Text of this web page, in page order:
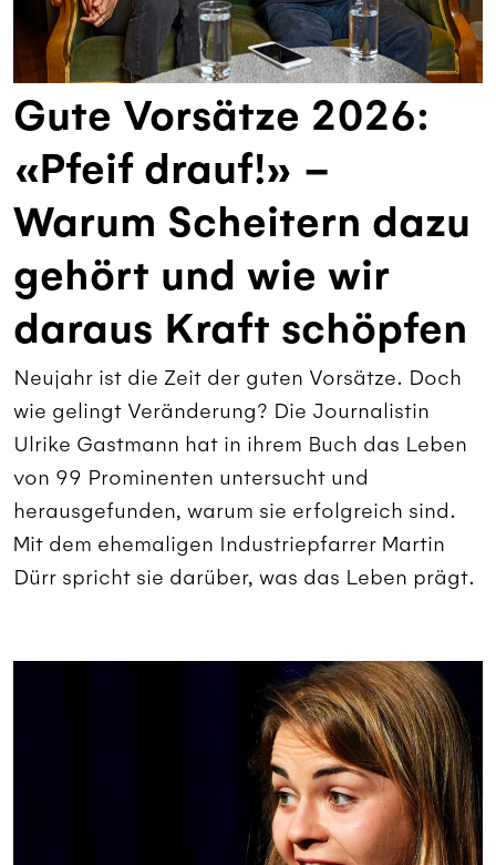
Gute Vorsätze 2026:
«Pfeif drauf!» –
Warum Scheitern dazu
gehört und wie wir
daraus Kraft schöpfen
Neujahr ist die Zeit der guten Vorsätze. Doch
wie gelingt Veränderung? Die Journalistin
Ulrike Gastmann hat in ihrem Buch das Leben
von 99 Prominenten untersucht und
herausgefunden, warum sie erfolgreich sind.
Mit dem ehemaligen Industriepfarrer Martin
Dürr spricht sie darüber, was das Leben prägt.